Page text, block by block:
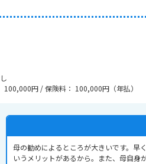
100,000円 / 保険料： 100,000円（年払）
母の勧めによるところが大きいです。早
いうメリットがあるから。また、母自身